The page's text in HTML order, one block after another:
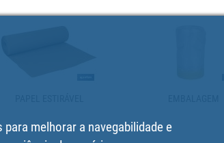
melhorar a navegabilidade e